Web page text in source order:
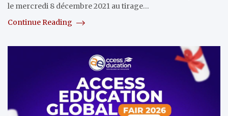
le mercredi 8 décembre 2021 au tirage…
Continue Reading